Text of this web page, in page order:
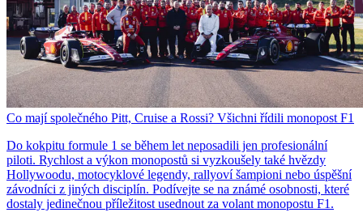
Co mají společného Pitt, Cruise a Rossi? Všichni řídili monopost F1
Do kokpitu formule 1 se během let neposadili jen profesionální
piloti. Rychlost a výkon monopostů si vyzkoušely také hvězdy
Hollywoodu, motocyklové legendy, rallyoví šampioni nebo úspěšní
závodníci z jiných disciplín. Podívejte se na známé osobnosti, které
dostaly jedinečnou příležitost usednout za volant monopostu F1.